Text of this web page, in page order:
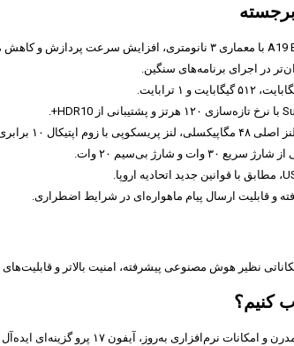
لنز فوق عریض ۱۲ مگاپیکسلی.
و شارژ بی‌سیم ۲۰ وات.
گزینه‌ای ایده‌آل برای کاربران حرفه‌ای و علاقه‌مندان به تکنولوژی محسوب می‌شود.